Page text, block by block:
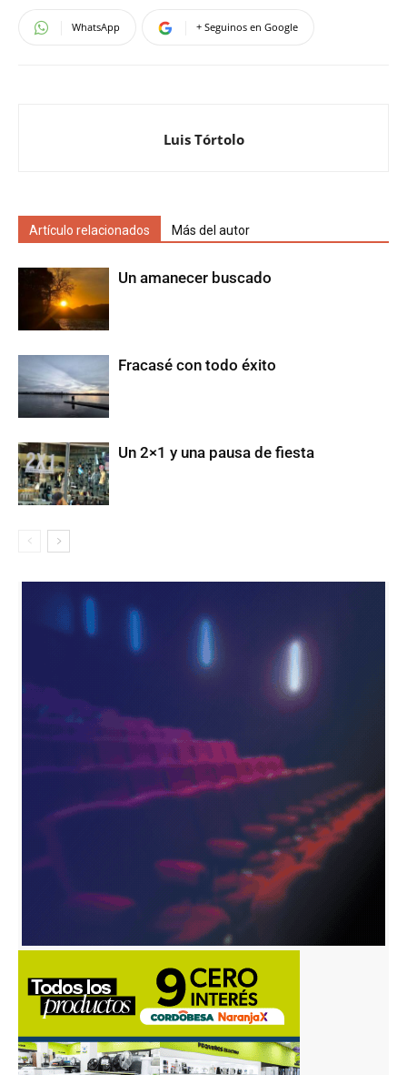
WhatsApp + Seguinos en Google
Luis Tórtolo
Artículo relacionados Más del autor
Un amanecer buscado
Fracasé con todo éxito
Un 2×1 y una pausa de fiesta